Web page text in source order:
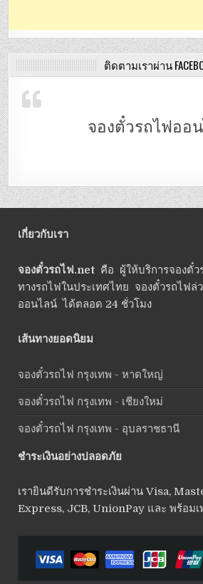
ติดตามเราผ่าน
จองตั๋วรถไฟออ
เกี่ยวกับเรา
จองตั๋วรถไฟ.net คือ ผู้ให้บริการจองตั๋
ทางรถไฟในประเทศไทย จองตั๋วรถไฟล่
ออนไลน์ ได้ตลอด 24 ชั่วโมง
เส้นทางยอดนิยม
จองตั๋วรถไฟ กรุงเทพ - หาดใหญ่
จองตั๋วรถไฟ กรุงเทพ - เชียงใหม่
จองตั๋วรถไฟ กรุงเทพ - อุบลราชธานี
ชำระเงินอย่างปลอดภัย
เรายินดีรับการชำระเงินผ่าน Visa,
Express, JCB, UnionPay และ พร้อมเ